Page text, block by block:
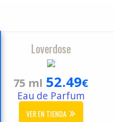
Loverdose
75 ml 52.49€
Eau de Parfum
VER EN TIENDA